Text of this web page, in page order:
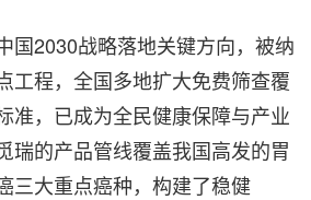
国2030战略落地关键方向，被纳
工程，全国多地扩大免费筛查覆
准，已成为全民健康保障与产业
瑞的产品管线覆盖我国高发的胃
三大重点癌种，构建了稳健